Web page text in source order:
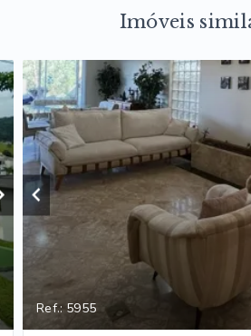
Imóveis
Ref.: 5955